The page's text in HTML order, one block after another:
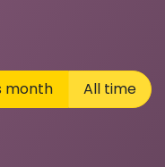
month All time